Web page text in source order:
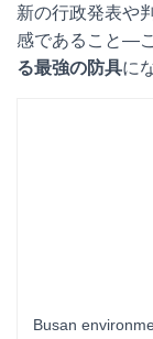
新の行政発表や
感であること—
る最強の防具に
Busan